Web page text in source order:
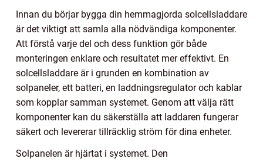
Innan du börjar bygga din hemmagjorda solcellsladdare
är det viktigt att samla alla nödvändiga komponenter.
Att förstå varje del och dess funktion gör både
monteringen enklare och resultatet mer effektivt. En
solcellsladdare är i grunden en kombination av
solpaneler, ett batteri, en laddningsregulator och kablar
som kopplar samman systemet. Genom att välja rätt
komponenter kan du säkerställa att laddaren fungerar
säkert och levererar tillräcklig ström för dina enheter.
Solpanelen är hjärtat i systemet. Den